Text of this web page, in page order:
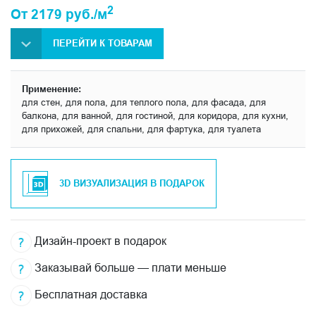
От 2179 руб./м2
ПЕРЕЙТИ К ТОВАРАМ
Применение:
для стен, для пола, для теплого пола, для фасада, для
балкона, для ванной, для гостиной, для коридора, для кухни,
для прихожей, для спальни, для фартука, для туалета
3D ВИЗУАЛИЗАЦИЯ В ПОДАРОК
Дизайн-проект в подарок
Заказывай больше — плати меньше
Бесплатная доставка